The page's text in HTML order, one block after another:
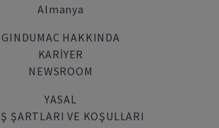
Almanya
GINDUMAC HAKKINDA
KARIYER
NEWSROOM
YASAL
ŞARTLARI VE KOŞULLARI